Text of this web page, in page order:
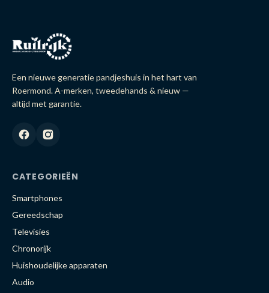
Een nieuwe generatie pandjeshuis in het hart van
Roermond. A-merken, tweedehands & nieuw —
altijd met garantie.
CATEGORIEËN
Smartphones
Gereedschap
Televisies
Chronorijk
Huishoudelijke apparaten
Audio